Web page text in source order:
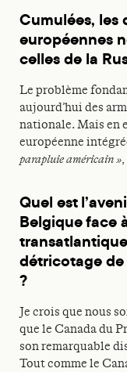
Cumulées, les
européennes
celles de la
Le problème
aujourd’hui des
nationale. Mais en
européenne
parapluie américain »
Quel est
Belgique face
détricotage
?
Je crois que nous
que le Canada du
son remarquable
Tout comme le